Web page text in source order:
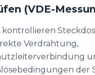
(VDE-
kontrollieren
Verdrahtung,
der